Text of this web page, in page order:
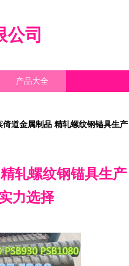
公司
产品大全
倚道金属制品 精轧螺纹钢锚具生产
轧螺纹钢锚具生产
力选择